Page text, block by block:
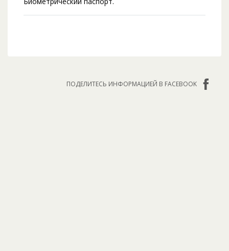
ПОДЕЛИТЕСЬ ИНФОРМАЦИЕЙ В FACEBOOK